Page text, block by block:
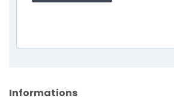
Informations